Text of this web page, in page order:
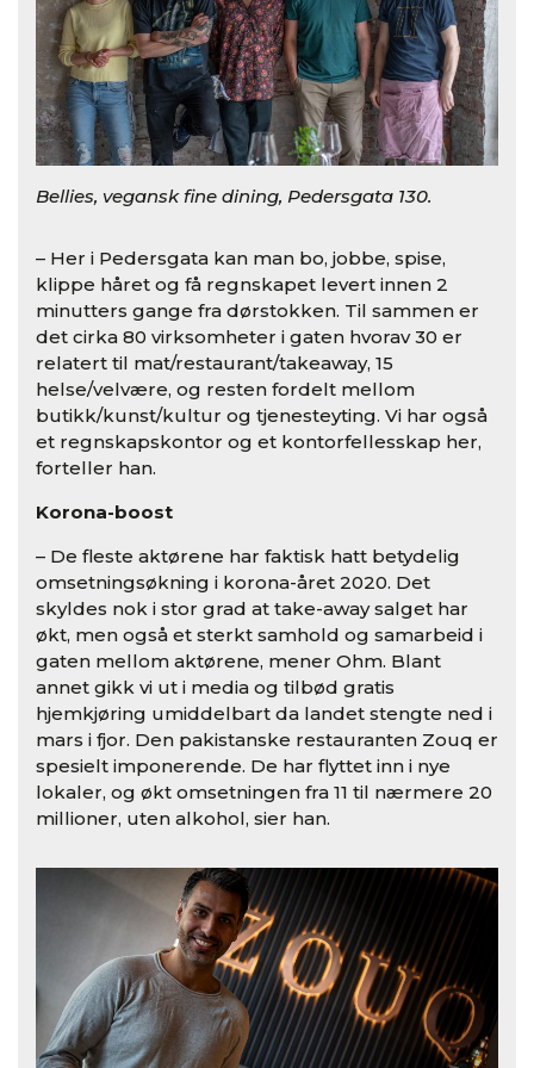
Bellies, vegansk fine dining, Pedersgata 130.
– Her i Pedersgata kan man bo, jobbe, spise,
klippe håret og få regnskapet levert innen 2
minutters gange fra dørstokken. Til sammen er
det cirka 80 virksomheter i gaten hvorav 30 er
relatert til mat/restaurant/takeaway, 15
helse/velvære, og resten fordelt mellom
butikk/kunst/kultur og tjenesteyting. Vi har også
et regnskapskontor og et kontorfellesskap her,
forteller han.
Korona-boost
– De fleste aktørene har faktisk hatt betydelig
omsetningsøkning i korona-året 2020. Det
skyldes nok i stor grad at take-away salget har
økt, men også et sterkt samhold og samarbeid i
gaten mellom aktørene, mener Ohm. Blant
annet gikk vi ut i media og tilbød gratis
hjemkjøring umiddelbart da landet stengte ned i
mars i fjor. Den pakistanske restauranten Zouq er
spesielt imponerende. De har flyttet inn i nye
lokaler, og økt omsetningen fra 11 til nærmere 20
millioner, uten alkohol, sier han.